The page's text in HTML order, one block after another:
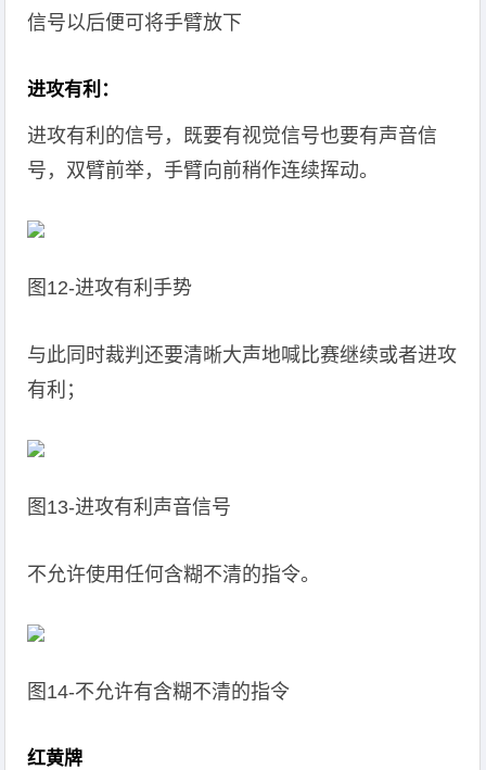
信号以后便可将手臂放下
进攻有利：
进攻有利的信号，既要有视觉信号也要有声音信
号，双臂前举，手臂向前稍作连续挥动。
图12-进攻有利手势
与此同时裁判还要清晰大声地喊比赛继续或者进攻
有利；
图13-进攻有利声音信号
不允许使用任何含糊不清的指令。
图14-不允许有含糊不清的指令
红黄牌